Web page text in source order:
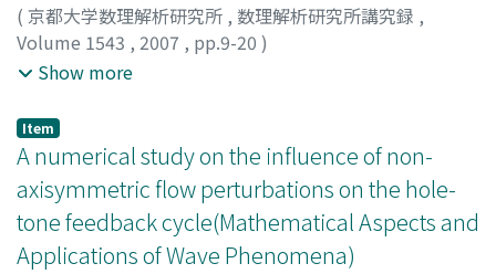
( 京都大学数理解析研究所 , 数理解析研究所講究録 ,
Volume 1543 , 2007 , pp.9-20 )
高岡, 正憲;水島, 二郎
マ, ジロウ
Show more
Item
A numerical study on the influence of non-
axisymmetric flow perturbations on the hole-
tone feedback cycle(Mathematical Aspects and
Applications of Wave Phenomena)